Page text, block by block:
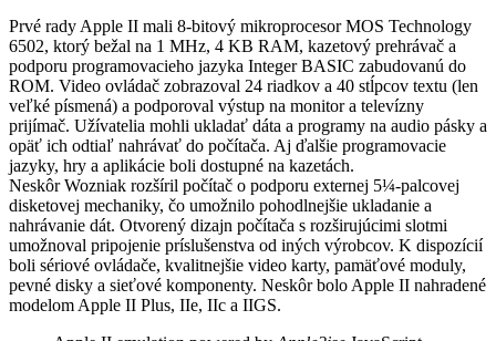
Prvé rady Apple II mali 8-bitový mikroprocesor MOS Technology
6502, ktorý bežal na 1 MHz, 4 KB RAM, kazetový prehrávač a
podporu programovacieho jazyka Integer BASIC zabudovanú do
ROM. Video ovládač zobrazoval 24 riadkov a 40 stĺpcov textu (len
veľké písmená) a podporoval výstup na monitor a televízny
prijímač. Užívatelia mohli ukladať dáta a programy na audio pásky a
opäť ich odtiaľ nahrávať do počítača. Aj ďalšie programovacie
jazyky, hry a aplikácie boli dostupné na kazetách.
Neskôr Wozniak rozšíril počítač o podporu externej 5¼-palcovej
disketovej mechaniky, čo umožnilo pohodlnejšie ukladanie a
nahrávanie dát. Otvorený dizajn počítača s rozširujúcimi slotmi
umožnoval pripojenie príslušenstva od iných výrobcov. K dispozícií
boli sériové ovládače, kvalitnejšie video karty, pamäťové moduly,
pevné disky a sieťové komponenty. Neskôr bolo Apple II nahradené
modelom Apple II Plus, IIe, IIc a IIGS.